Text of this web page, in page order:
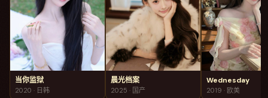
当你监狱
2020 · 日韩
晨光档案
2025 · 国产
Wednesday
2019 · 欧美